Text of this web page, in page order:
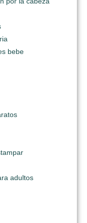
bebe
adultos